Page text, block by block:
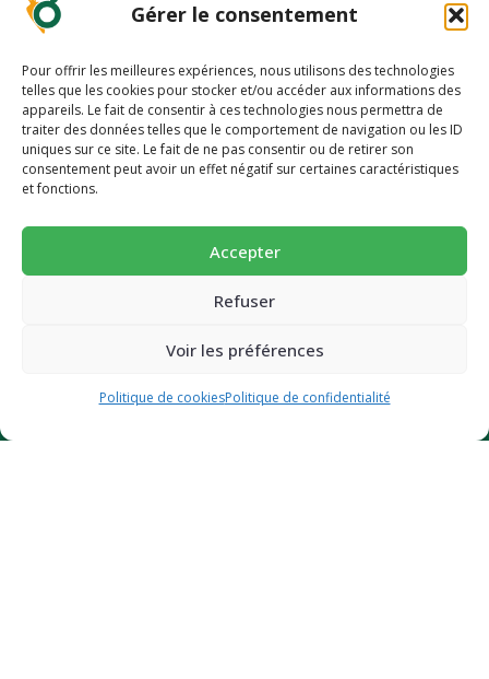
Gérer le consentement
Pour offrir les meilleures expériences, nous utilisons des technologies
telles que les cookies pour stocker et/ou accéder aux informations des
appareils. Le fait de consentir à ces technologies nous permettra de
traiter des données telles que le comportement de navigation ou les ID
uniques sur ce site. Le fait de ne pas consentir ou de retirer son
consentement peut avoir un effet négatif sur certaines caractéristiques
et fonctions.
Accepter
Refuser
Voir les préférences
Politique de cookiesPolitique de confidentialité
Concept et innovation
Les Super’Recettes
Tester votre niveau d’énergie
Où nous trouver
Dossier presse
-10% pour découvrir une alimentation
Succombez à nos pains et biscuits ultra-gourmands et
super-nutritif.